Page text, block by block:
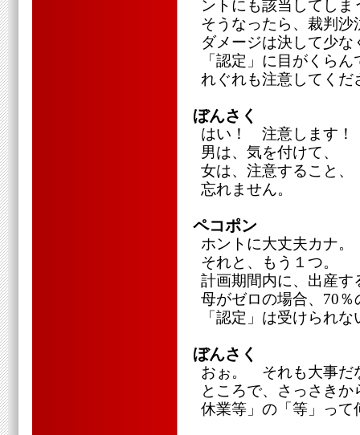
ントにも該当してしま
そうなったら、裁判
ダメージは決して少な
「認定」に目がくら
れぐれも注意してくだ
ぼんさく
はい！ 注意します！
男は、気を付けて、
女は、注意すること、
忘れません。
ペコポン
ホントに大丈夫カナ。
それと、もう１つ。
計画期間内に、出産す
母がゼロの場合、70
「認定」は受けられ
ぼんさく
おぉ。 それも大事だ
ところで、さっさき
休業等」の「等」って